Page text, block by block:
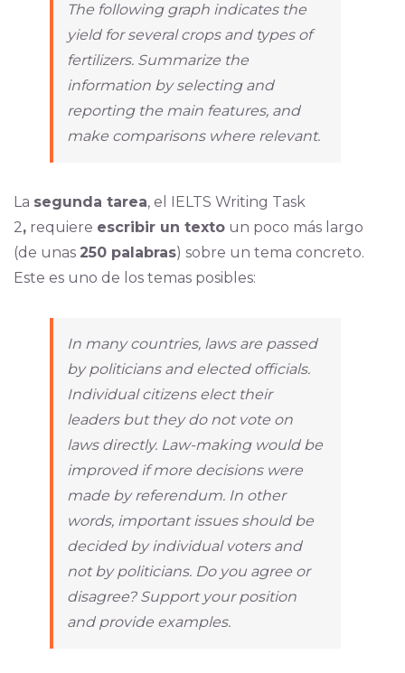
The following graph indicates the
yield for several crops and types of
fertilizers. Summarize the
information by selecting and
reporting the main features, and
make comparisons where relevant.
La segunda tarea, el IELTS Writing Task
2,requiere escribir un textoun poco más largo
(de unas 250 palabras) sobre un tema concreto.
Este es uno de los temas posibles:
In many countries, laws are passed
by politicians and elected officials.
Individual citizens elect their
leaders but they do not vote on
laws directly. Law-making would be
improved if more decisions were
made by referendum. In other
words, important issues should be
decided by individual voters and
not by politicians. Do you agree or
disagree? Support your position
and provide examples.